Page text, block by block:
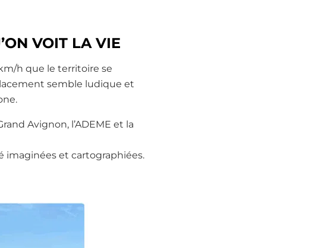
VOIT LA VIE
h que le territoire se
semble ludique et
Avignon, l’ADEME et la
imaginées et cartographiées.